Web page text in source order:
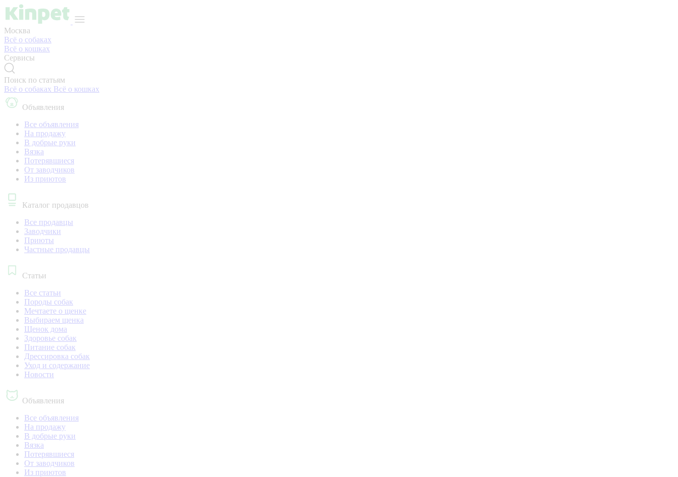
Москва
Всё о собаках
Всё о кошках
Сервисы
Поиск по статьям
Всё о собаках Всё о кошках
Объявления
Все объявления
На продажу
В добрые руки
Вязка
Потерявшиеся
От заводчиков
Из приютов
Каталог продавцов
Все продавцы
Заводчики
Приюты
Частные продавцы
Статьи
Все статьи
Породы собак
Мечтаете о щенке
Выбираем щенка
Щенок дома
Здоровье собак
Питание собак
Дрессировка собак
Уход и содержание
Новости
Объявления
Все объявления
На продажу
В добрые руки
Вязка
Потерявшиеся
От заводчиков
Из приютов